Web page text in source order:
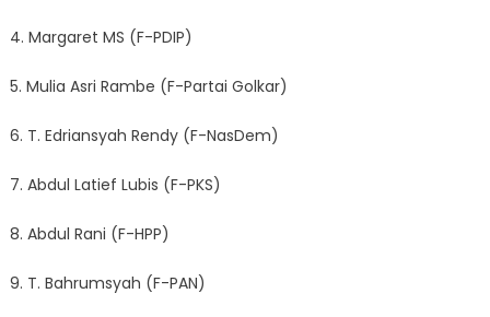
4. Margaret MS (F-PDIP)
5. Mulia Asri Rambe (F-Partai Golkar)
6. T. Edriansyah Rendy (F-NasDem)
7. Abdul Latief Lubis (F-PKS)
8. Abdul Rani (F-HPP)
9. T. Bahrumsyah (F-PAN)